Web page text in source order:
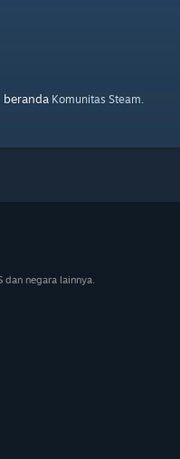
berandaKomunitas Steam.
negara lainnya.